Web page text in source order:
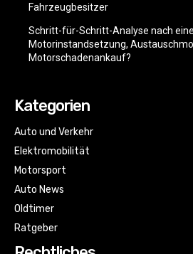
Fahrzeugbesitzer
Schritt-für-Schritt-Analyse nach
Motorinstandsetzung,
Motorschadenankauf?
Kategorien
Auto und Verkehr
Elektromobilität
Motorsport
Auto News
Oldtimer
Ratgeber